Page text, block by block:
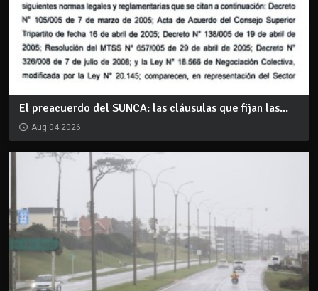
El preacuerdo del SUNCA: las cláusulas que fijan las...
Aug 04 2026